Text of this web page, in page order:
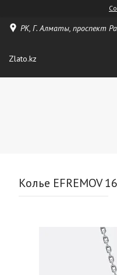
РК, Г. Алматы, проспект
Zlato.kz
Колье EFREMOV